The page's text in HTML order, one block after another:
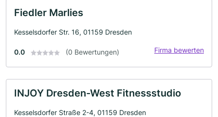
Fiedler Marlies
Kesselsdorfer Str. 16, 01159 Dresden
0.0 (0 Bewertungen) Firma bewerten
INJOY Dresden-West Fitnessstudio
Kesselsdorfer Straße 2-4, 01159 Dresden